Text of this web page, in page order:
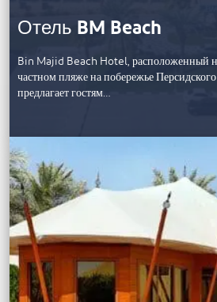
Отель BM Beach
Bin Majid Beach Hotel, расположенный
частном пляже на побережье
предлагает гостям…